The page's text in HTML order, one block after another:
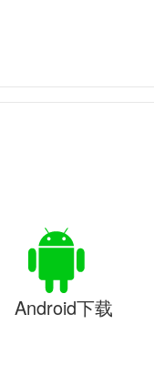
Android下载